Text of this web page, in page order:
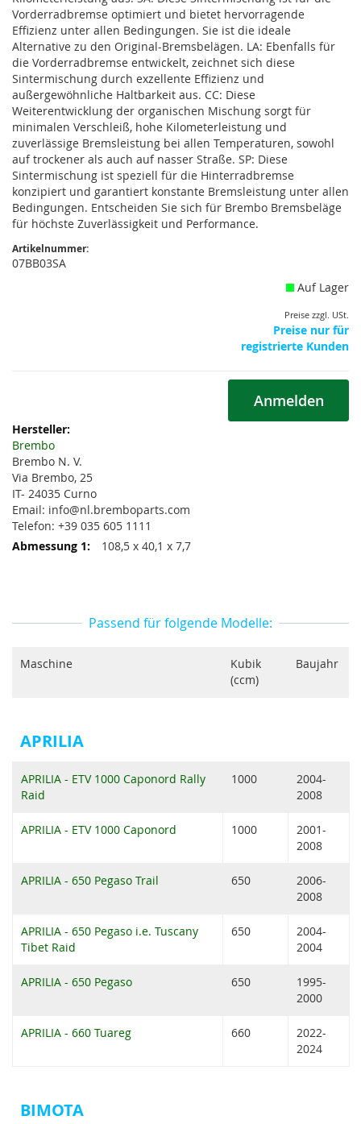
Vorderradbremse optimiert und bietet hervorragende
Effizienz unter allen Bedingungen. Sie ist die ideale
Alternative zu den Original-Bremsbelägen. LA: Ebenfalls für
die Vorderradbremse entwickelt, zeichnet sich diese
Sintermischung durch exzellente Effizienz und
außergewöhnliche Haltbarkeit aus. CC: Diese
Weiterentwicklung der organischen Mischung sorgt für
minimalen Verschleiß, hohe Kilometerleistung und
zuverlässige Bremsleistung bei allen Temperaturen, sowohl
auf trockener als auch auf nasser Straße. SP: Diese
Sintermischung ist speziell für die Hinterradbremse
konzipiert und garantiert konstante Bremsleistung unter allen
Bedingungen. Entscheiden Sie sich für Brembo Bremsbeläge
für höchste Zuverlässigkeit und Performance.
Artikelnummer:
07BB03SA
Auf Lager
Preise zzgl. USt.
Preise nur für
registrierte Kunden
Anmelden
Weitere
Informationen
Brembo
Brembo N. V.
Via Brembo, 25
IT- 24035 Curno
Email: info@nl.bremboparts.com
Telefon: +39 035 605 1111
108,5 x 40,1 x 7,7
Passend für folgende Modelle:
Maschine
Kubik
(ccm)
Baujahr
APRILIA
APRILIA - ETV 1000 Caponord Rally
Raid
1000
2004-
2008
APRILIA - ETV 1000 Caponord 1000
2001-
2008
APRILIA - 650 Pegaso Trail 650
2006-
2008
APRILIA - 650 Pegaso i.e. Tuscany
Tibet Raid
650
2004-
2004
APRILIA - 650 Pegaso 650
1995-
2000
APRILIA - 660 Tuareg 660
2022-
2024
BIMOTA